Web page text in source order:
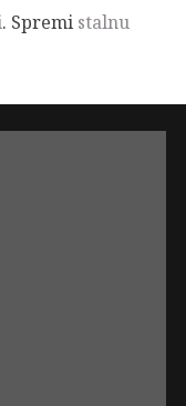
. Spremi stalnu